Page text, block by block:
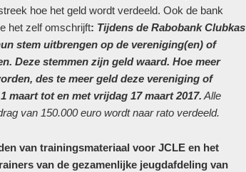
hoe het geld wordt verdeeld. Ook de bank
het zelf omschrijft: Tijdens de Rabobank Clubkas
stem uitbrengen op de vereniging(en) of
Deze stemmen zijn geld waard. Hoe meer
des te meer geld deze vereniging of
tot en met vrijdag 17 maart 2017. Alle
van 150.000 euro wordt naar rato verdeeld.
van trainingsmateriaal voor JCLE en het
van de gezamenlijke jeugdafdeling van